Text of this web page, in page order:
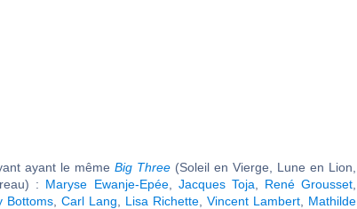
ayant le même Big Three (Soleil en Vierge, Lune en Lion,
: Maryse Ewanje-Epée, Jacques Toja René Grousset
Bottoms Carl Lang Lisa Richette Vincent Lambert
Mathilde